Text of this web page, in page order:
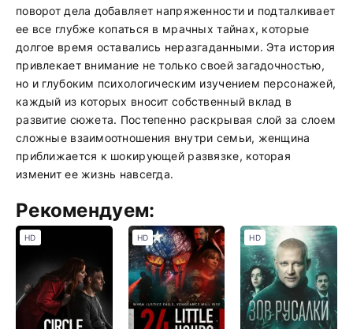
поворот дела добавляет напряженности и подталкивает
ее все глубже копаться в мрачных тайнах, которые
долгое время оставались неразгаданными. Эта история
привлекает внимание не только своей загадочностью,
но и глубоким психологическим изучением персонажей,
каждый из которых вносит собственный вклад в
развитие сюжета. Постепенно раскрывая слой за слоем
сложные взаимоотношения внутри семьи, женщина
приближается к шокирующей развязке, которая
изменит ее жизнь навсегда.
Рекомендуем:
HD HD HD